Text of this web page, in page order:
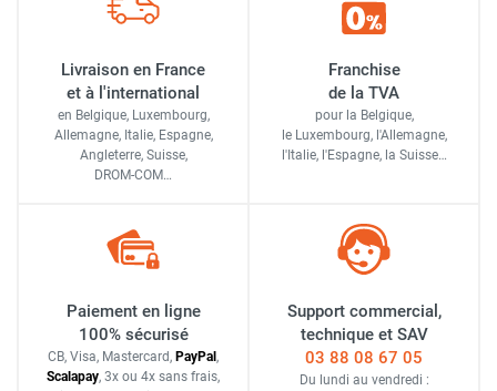
Livraison en France
et à l'international
en Belgique, Luxembourg,
Allemagne, Italie, Espagne,
Angleterre, Suisse,
DROM-COM…
Franchise
de la TVA
pour la Belgique,
le Luxembourg, l'Allemagne,
l'Italie, l'Espagne, la Suisse…
Paiement en ligne
100% sécurisé
CB, Visa, Mastercard, PayPal ,
Scalapay, 3x ou 4x sans frais,
Support commercial,
technique et SAV
03 88 08 67 05
Du lundi au vendredi :